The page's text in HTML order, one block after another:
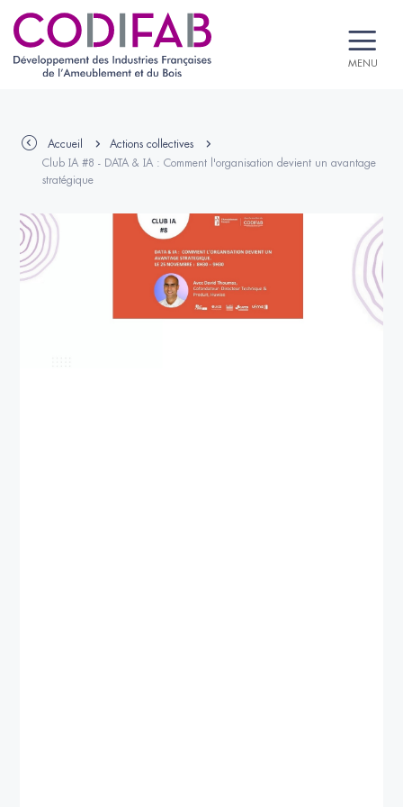
MENU
Accueil
Actions collectives
Club IA #8 - DATA & IA : Comment l'organisation devient un avantage
stratégique